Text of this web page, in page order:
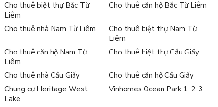
Cho thuê biệt thự Bắc Từ
Liêm
Cho thuê căn hộ Bắc Từ Liêm
Cho thuê nhà Nam Từ Liêm
Cho thuê biệt thự Nam Từ
Liêm
Cho thuê căn hộ Nam Từ
Liêm
Cho thuê biệt thự Cầu Giấy
Cho thuê nhà Cầu Giấy
Cho thuê căn hộ Cầu Giấy
Chung cư Heritage West
Lake
Vinhomes Ocean Park 1, 2, 3